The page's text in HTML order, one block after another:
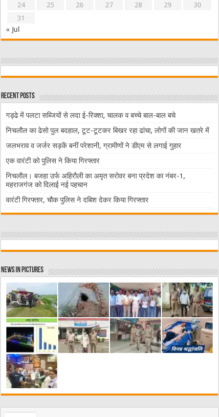
24
25 26 27 28 29
30
31
« Jul
Recent Posts
गड्ढे में पलटा सब्जियों से लदा ई-रिक्शा, चालक व बच्चे बाल-बाल बचे
निचलौल का ढेसो पुल बदहाल, टूट-टूटकर बिखर रहा ढांचा, लोगों की जान खतरे में
जलभराव व जर्जर सड़कें बनीं परेशानी, ग्रामीणों ने डीएम से लगाई गुहार
एक वारंटी को पुलिस ने किया गिरफ्तार
निचलौल। बजहा उर्फ अहिरौली का अमृत सरोवर बना प्रदेश का नंबर-1,
महराजगंज को दिलाई नई पहचान
वारंटी गिरफ्तार, चौक पुलिस ने दबिश देकर किया गिरफ्तार
News in Pictures